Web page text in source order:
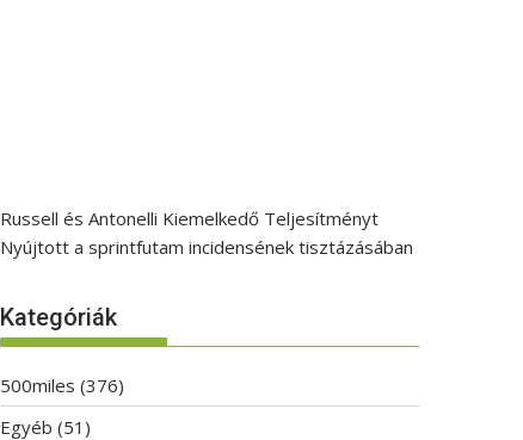
Russell és Antonelli Kiemelkedő Teljesítményt
Nyújtott a sprintfutam incidensének tisztázásában
Kategóriák
500miles (376)
Egyéb (51)